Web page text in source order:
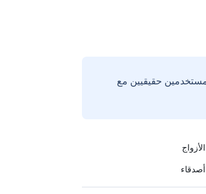
حقيقيين مع
الأزواج
أصدقاء